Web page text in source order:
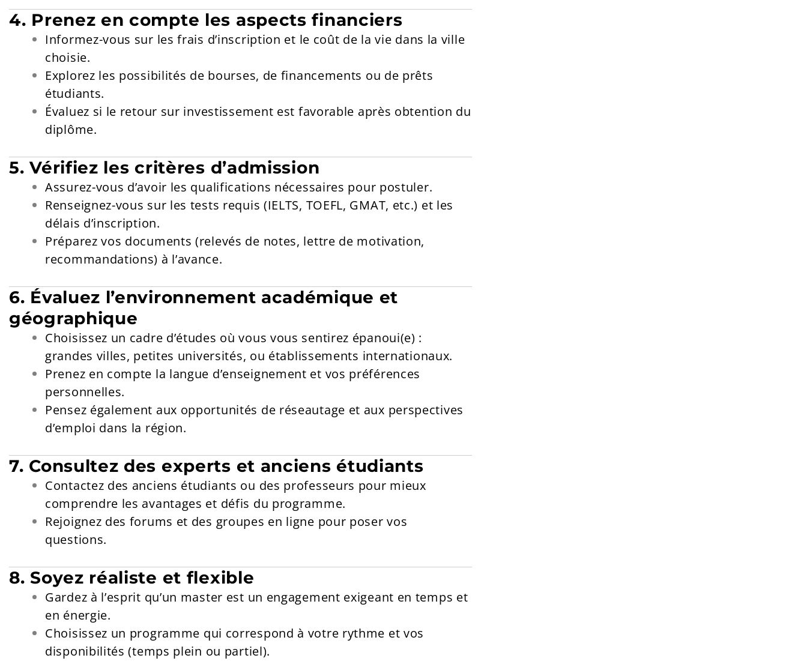
4. Prenez en compte les aspects financiers
Informez-vous sur les frais d’inscription et le coût de la vie dans la ville
choisie.
Explorez les possibilités de bourses, de financements ou de prêts
étudiants.
Évaluez si le retour sur investissement est favorable après obtention du
diplôme.
5. Vérifiez les critères d’admission
Assurez-vous d’avoir les qualifications nécessaires pour postuler.
Renseignez-vous sur les tests requis (IELTS, TOEFL, GMAT, etc.) et les
délais d’inscription.
Préparez vos documents (relevés de notes, lettre de motivation,
recommandations) à l’avance.
6. Évaluez l’environnement académique et
géographique
Choisissez un cadre d’études où vous vous sentirez épanoui(e) :
grandes villes, petites universités, ou établissements internationaux.
Prenez en compte la langue d’enseignement et vos préférences
personnelles.
Pensez également aux opportunités de réseautage et aux perspectives
d’emploi dans la région.
7. Consultez des experts et anciens étudiants
Contactez des anciens étudiants ou des professeurs pour mieux
comprendre les avantages et défis du programme.
Rejoignez des forums et des groupes en ligne pour poser vos
questions.
8. Soyez réaliste et flexible
Gardez à l’esprit qu’un master est un engagement exigeant en temps et
en énergie.
Choisissez un programme qui correspond à votre rythme et vos
disponibilités (temps plein ou partiel).